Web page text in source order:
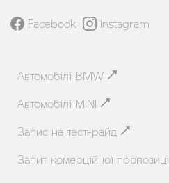
Facebook Instagram
Автомобілі BMW
Автомобілі MINI
Запис на тест-райд
Запит комерційної пропозиці